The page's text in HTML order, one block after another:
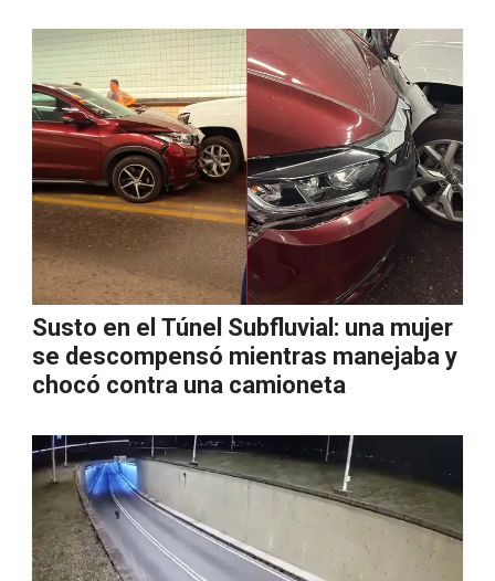
Susto en el Túnel Subfluvial: una mujer
se descompensó mientras manejaba y
chocó contra una camioneta